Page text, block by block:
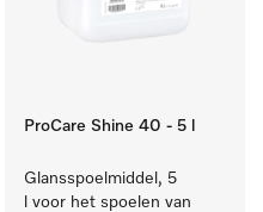
ProCare Shine 40 - 5 l
Glansspoelmiddel, 5
l voor het spoelen van